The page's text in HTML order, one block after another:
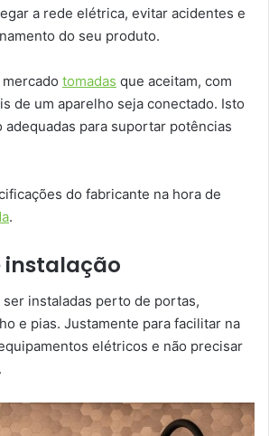
a rede elétrica, evitar acidentes e
do seu produto.
tomadas que aceitam, com
de um aparelho seja conectado. Isto
adequadas para suportar potências
do fabricante na hora de
.
instalação
ser instaladas perto de portas,
e pias. Justamente para facilitar na
elétricos e não precisar